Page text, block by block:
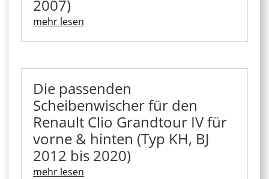
2007)
mehr lesen
Die passenden
Scheibenwischer für den
Renault Clio Grandtour IV für
vorne & hinten (Typ KH, BJ
2012 bis 2020)
mehr lesen